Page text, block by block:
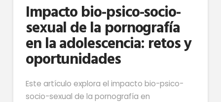
Impacto bio-psico-socio-
sexual de la pornografía
en la adolescencia: retos y
oportunidades
Este artículo explora el impacto bio-psico-
socio-sexual de la pornografía en